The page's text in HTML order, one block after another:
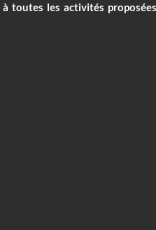
toutes les activités